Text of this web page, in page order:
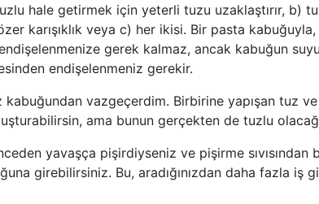
hale getirmek için yeterli tuzu uzaklaştırır, b)
karışıklık veya c) her ikisi. Bir pasta
gerek kalmaz, ancak kabuğun suyu
endişelenmeniz gerekir.
kabuğundan vazgeçerdim. Birbirine yapışan tuz
ama bunun gerçekten de tuzlu
yavaşça pişirdiyseniz ve pişirme sıvısından
girebilirsiniz. Bu, aradığınızdan daha fazla iş